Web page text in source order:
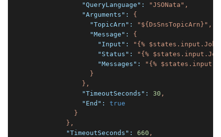
              "QueryLanguage":
"JSONata" ,
              "Arguments":
{
                "TopicArn":
"${DsSnsTopicArn}" ,
                "Message":
{
                  "Input":
"{%
                  "Status":
"{%
                  "Messages":
"{%
}
},
              "TimeoutSeconds":
30 ,
              "End":
true
}
},
          "TimeoutSeconds":
660 ,